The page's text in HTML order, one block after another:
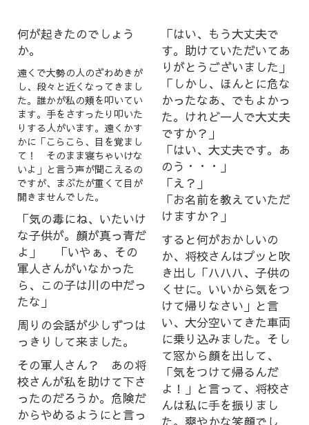
何が起きたのでしょう
か。
遠くで大勢の人のざわめきが
し、段々と近くなってきまし
た。誰かが私の頬を叩いてい
ます。手をさすったり叩いた
りする人がいます。遠くかす
かに「こらこら、目を覚まし
て！ そのまま寝ちゃいけな
いよ」と言う声が聞こえるの
ですが、まぶたが重くて目が
開きませんでした。
「気の毒にね、いたいけ
な子供が。顔が真っ青だ
よ」 「いやぁ、その
軍人さんがいなかった
ら、この子は川の中だっ
たな」
周りの会話が少しずつは
っきりして来ました。
その軍人さん？ あの将
校さんが私を助けて下さ
ったのだろうか。危険だ
からやめるようにと言っ
「はい、もう大丈夫で
す。助けていただいてあ
りがとうございました」
「しかし、ほんとに危な
かったなあ、でもよかっ
た。けれど一人で大丈夫
ですか？」
「はい、大丈夫です。あ
のう・・・」
「え？」
「お名前を教えていただ
けますか？」
すると何がおかしいの
か、将校さんはプッと吹
き出し「ハハハ、子供の
くせに。いいから気をつ
けて帰りなさい」と言
い、大分空いてきた車両
に乗り込みました。そし
て窓から顔を出して、
「気をつけて帰るんだ
よ！」と言って、将校さ
んは私に手を振りまし
た。爽やかな笑顔でし